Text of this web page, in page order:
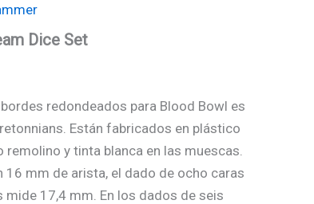
Dice Set
redondeados para Blood Bowl es
Están fabricados en plástico
y tinta blanca en las muescas.
mm de arista, el dado de ocho caras
mide 17,4 mm. En los dados de seis